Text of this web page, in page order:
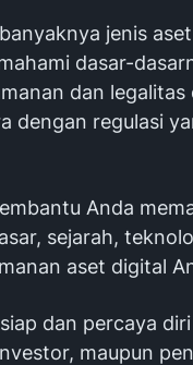
jenis
dasar-
dan legalitas
dengan regulasi
Anda
sejarah,
aset digital
dan percaya
maupun